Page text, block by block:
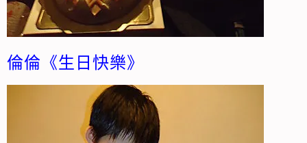
倫倫《生日快樂》